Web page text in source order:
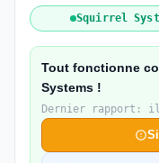
Squirrel
Tout fonctionne
Systems !
Dernier rapport: